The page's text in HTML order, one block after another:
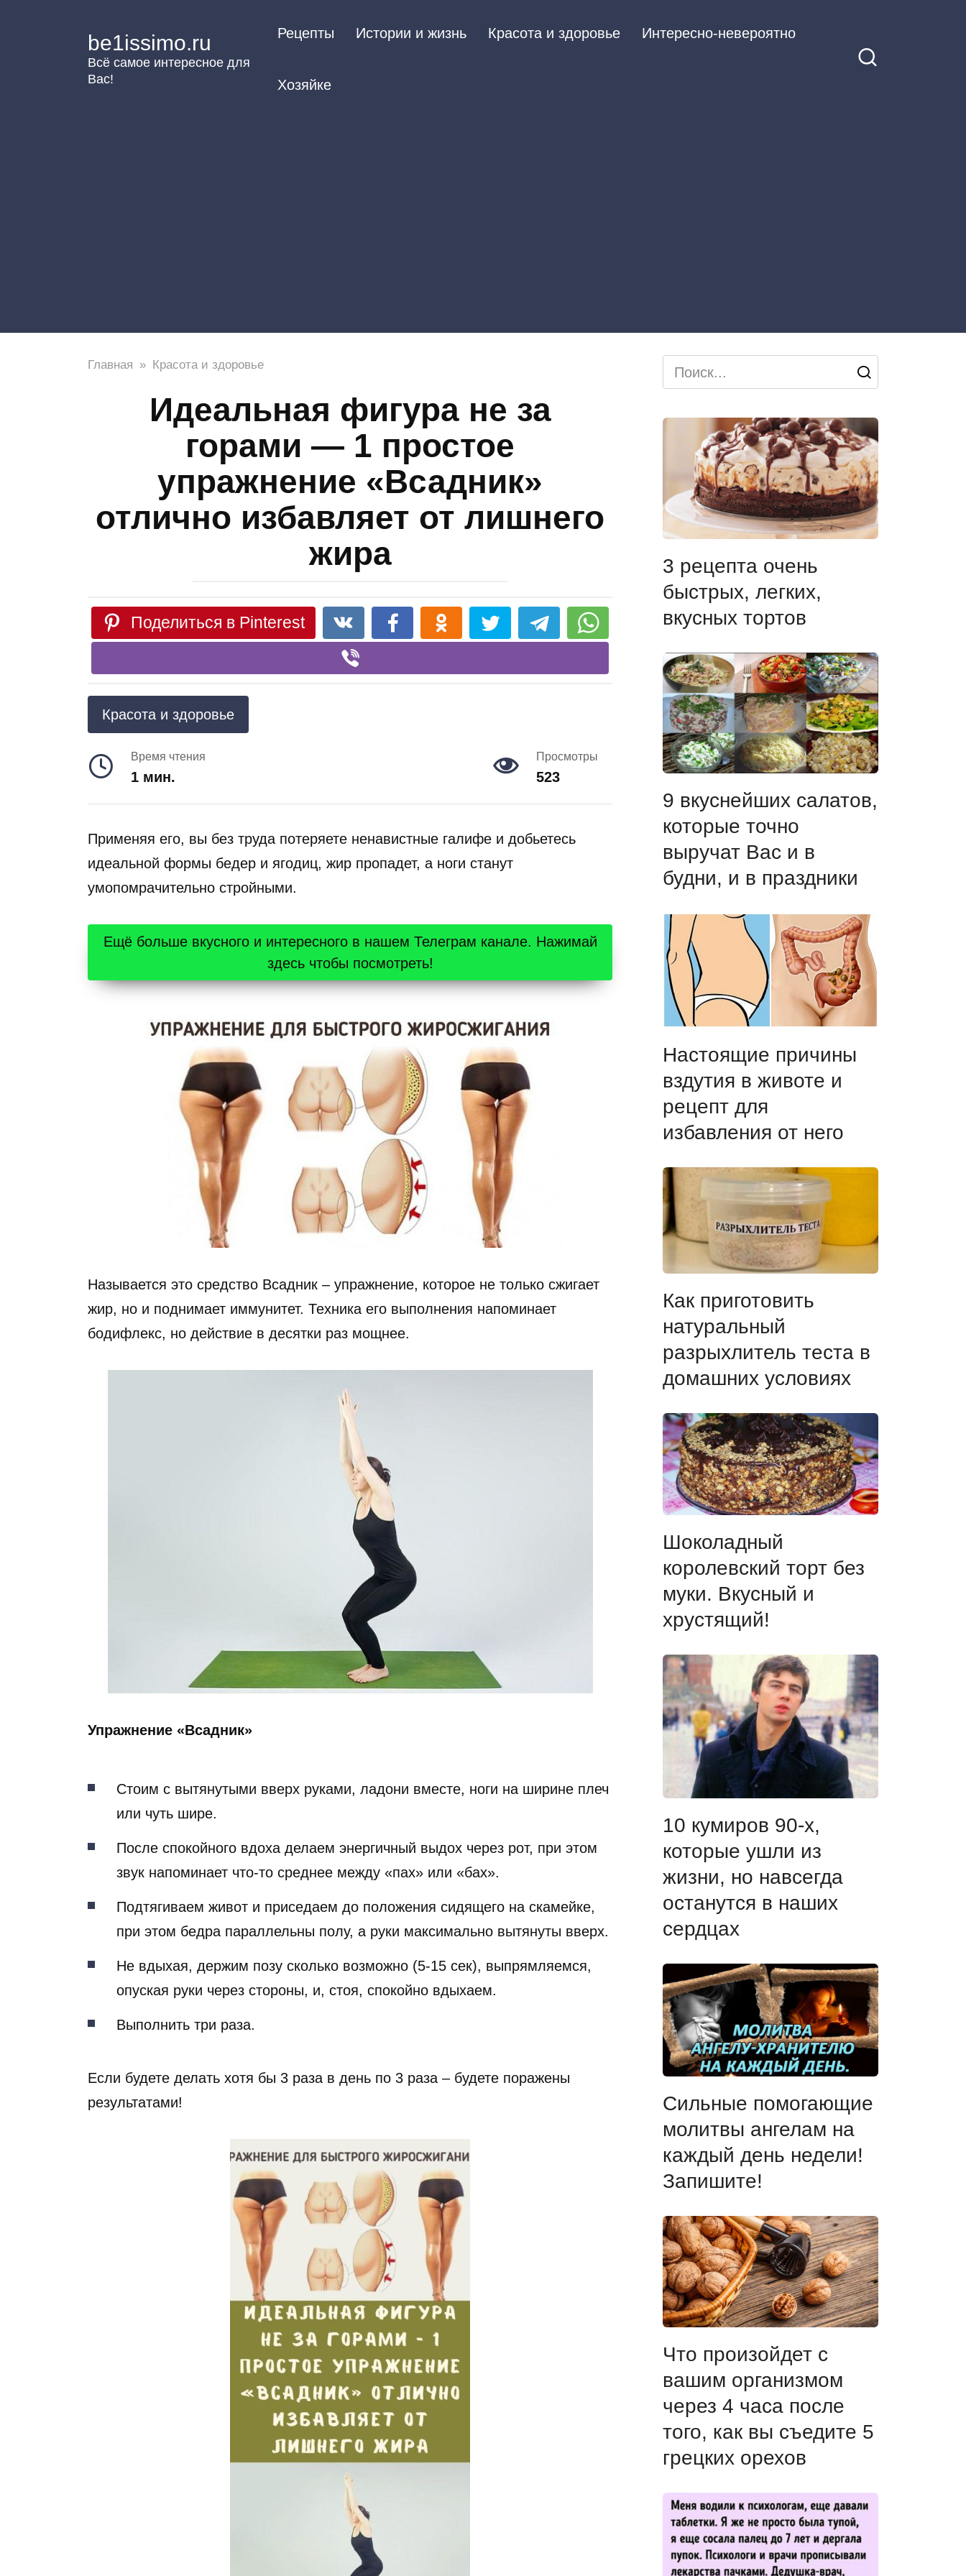
be1issimo.ru
Всё самое интересное для
Вас!
Рецепты Истории и жизнь Красота и здоровье Интересно-невероятно
Хозяйке
Главная » Красота и здоровье
Идеальная фигура не за
горами — 1 простое
упражнение «Всадник»
отлично избавляет от лишнего
жира
Поделиться в Pinterest
Красота и здоровье
Время чтения
1 мин.
Просмотры
523
Применяя его, вы без труда потеряете ненавистные галифе и добьетесь
идеальной формы бедер и ягодиц, жир пропадет, а ноги станут
умопомрачительно стройными.
Ещё больше вкусного и интересного в нашем Телеграм канале. Нажимай
здесь чтобы посмотреть!
Называется это средство Всадник – упражнение, которое не только сжигает
жир, но и поднимает иммунитет. Техника его выполнения напоминает
бодифлекс, но действие в десятки раз мощнее.
Упражнение «Всадник»
Стоим с вытянутыми вверх руками, ладони вместе, ноги на ширине плеч
или чуть шире.
После спокойного вдоха делаем энергичный выдох через рот, при этом
звук напоминает что-то среднее между «пах» или «бах».
Подтягиваем живот и приседаем до положения сидящего на скамейке,
при этом бедра параллельны полу, а руки максимально вытянуты вверх.
Не вдыхая, держим позу сколько возможно (5-15 сек), выпрямляемся,
опуская руки через стороны, и, стоя, спокойно вдыхаем.
Выполнить три раза.
Если будете делать хотя бы 3 раза в день по 3 раза – будете поражены
результатами!
Search
for:
3 рецепта очень
быстрых, легких,
вкусных тортов
9 вкуснейших салатов,
которые точно
выручат Вас и в
будни, и в праздники
Настоящие причины
вздутия в животе и
рецепт для
избавления от него
Как приготовить
натуральный
разрыхлитель теста в
домашних условиях
Шоколадный
королевский торт без
муки. Вкусный и
хрустящий!
10 кумиров 90-х,
которые ушли из
жизни, но навсегда
останутся в наших
сердцах
Сильные помогающие
молитвы ангелам на
каждый день недели!
Запишите!
Что произойдет с
вашим организмом
через 4 часа после
того, как вы съедите 5
грецких орехов